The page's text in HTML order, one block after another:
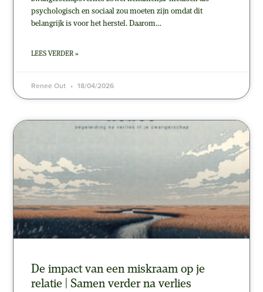
psychologisch en sociaal zou moeten zijn omdat dit
belangrijk is voor het herstel. Daarom…
LEES VERDER »
Renee Out 18/04/2026
De impact van een miskraam op je
relatie | Samen verder na verlies